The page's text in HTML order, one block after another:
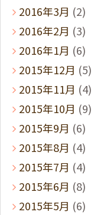
2016年3月 (2)
2016年2月 (3)
2016年1月 (6)
2015年12月 (5)
2015年11月 (4)
2015年10月 (9)
2015年9月 (6)
2015年8月 (4)
2015年7月 (4)
2015年6月 (8)
2015年5月 (6)